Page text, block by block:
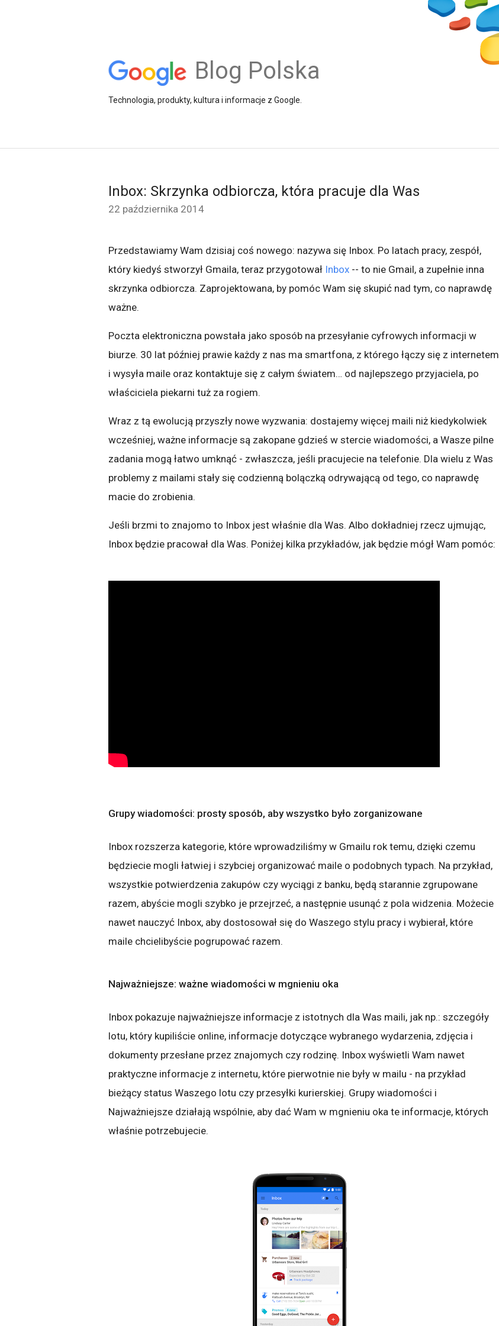
Blog Polska
Technologia, produkty, kultura i informacje z Google.
Inbox: Skrzynka odbiorcza, która pracuje dla Was
22 października 2014
Przedstawiamy Wam dzisiaj coś nowego: nazywa się Inbox. Po latach pracy, zespół,
który kiedyś stworzył Gmaila, teraz przygotował Inbox -- to nie Gmail, a zupełnie inna
skrzynka odbiorcza. Zaprojektowana, by pomóc Wam się skupić nad tym, co naprawdę
ważne.
Poczta elektroniczna powstała jako sposób na przesyłanie cyfrowych informacji w
biurze. 30 lat później prawie każdy z nas ma smartfona, z którego łączy się z internetem
i wysyła maile oraz kontaktuje się z całym światem… od najlepszego przyjaciela, po
właściciela piekarni tuż za rogiem.
Wraz z tą ewolucją przyszły nowe wyzwania: dostajemy więcej maili niż kiedykolwiek
wcześniej, ważne informacje są zakopane gdzieś w stercie wiadomości, a Wasze pilne
zadania mogą łatwo umknąć - zwłaszcza, jeśli pracujecie na telefonie. Dla wielu z Was
problemy z mailami stały się codzienną bolączką odrywającą od tego, co naprawdę
macie do zrobienia.
Jeśli brzmi to znajomo to Inbox jest właśnie dla Was. Albo dokładniej rzecz ujmując,
Inbox będzie pracował dla Was. Poniżej kilka przykładów, jak będzie mógł Wam pomóc:
Grupy wiadomości: prosty sposób, aby wszystko było zorganizowane
Inbox rozszerza kategorie, które wprowadziliśmy w Gmailu rok temu, dzięki czemu
będziecie mogli łatwiej i szybciej organizować maile o podobnych typach. Na przykład,
wszystkie potwierdzenia zakupów czy wyciągi z banku, będą starannie zgrupowane
razem, abyście mogli szybko je przejrzeć, a następnie usunąć z pola widzenia. Możecie
nawet nauczyć Inbox, aby dostosował się do Waszego stylu pracy i wybierał, które
maile chcielibyście pogrupować razem.
Najważniejsze: ważne wiadomości w mgnieniu oka
Inbox pokazuje najważniejsze informacje z istotnych dla Was maili, jak np.: szczegóły
lotu, który kupiliście online, informacje dotyczące wybranego wydarzenia, zdjęcia i
dokumenty przesłane przez znajomych czy rodzinę. Inbox wyświetli Wam nawet
praktyczne informacje z internetu, które pierwotnie nie były w mailu - na przykład
bieżący status Waszego lotu czy przesyłki kurierskiej. Grupy wiadomości i
Najważniejsze działają wspólnie, aby dać Wam w mgnieniu oka te informacje, których
właśnie potrzebujecie.